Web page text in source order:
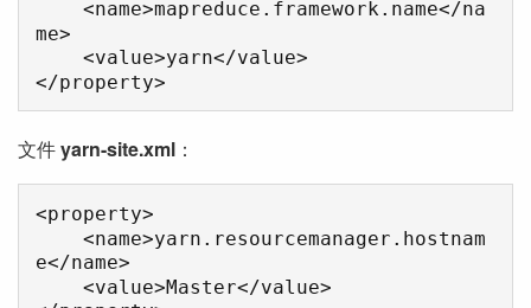
me>
文件yarn-site.xml ：
<property>
e</name>